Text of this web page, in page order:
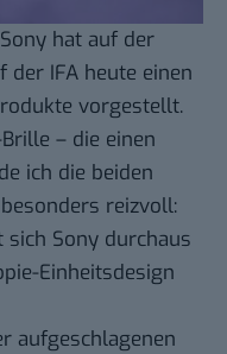
hat auf der
IFA heute einen
vorgestellt.
– die einen
ich die beiden
reizvoll:
sich Sony durchaus
Einheitsdesign
aufgeschlagenen